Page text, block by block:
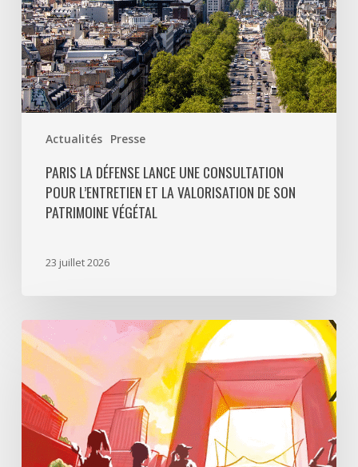
Actualités Presse
valorisation
de
son
patrimoine
végétal
PARIS LA DÉFENSE LANCE UNE CONSULTATION
POUR L’ENTRETIEN ET LA VALORISATION DE SON
PATRIMOINE VÉGÉTAL
23 juillet 2026
Paris
La
Défense
lance
«
Disparition